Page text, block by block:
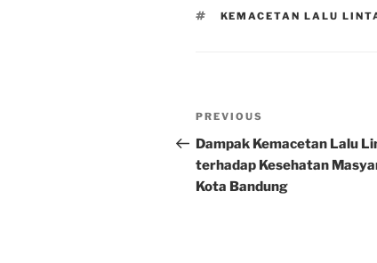
TAGS
KEMACETAN LALU
Post
navigation
Previous
Post
PREVIOUS
Dampak Kemacetan Lalu
terhadap Kesehatan
Kota Bandung